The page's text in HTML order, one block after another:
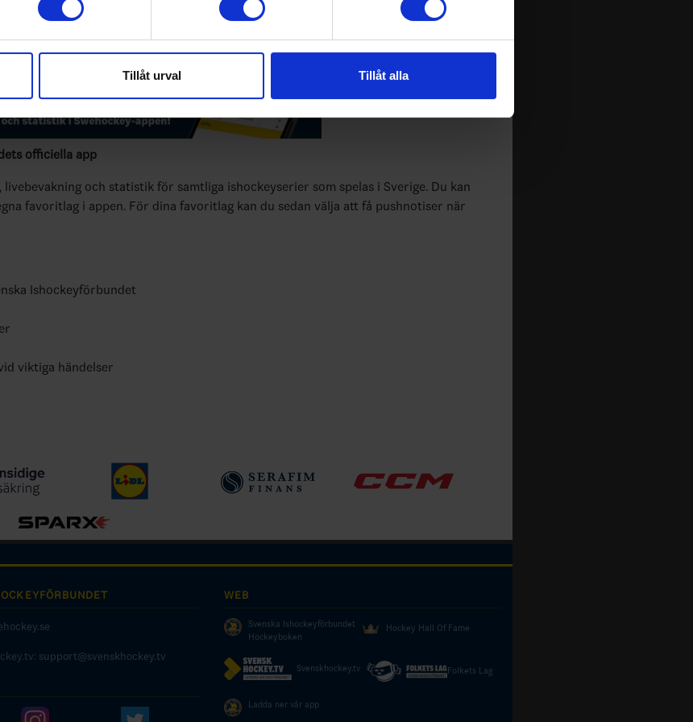
anpassa innehållet och annonserna till användarna, tillhandahålla funktioner för
Vi vidarebefordrar även sådana identifierare och annan information från din enhet
analysföretag som vi samarbetar med. Dessa kan i sin tur kombinera informationen
eller som de har samlat in när du har använt deras tjänster.
Tillåt urval Tillåt alla
33 94:182 (-88) 2
officiella app
och statistik för samtliga ishockeyserier som spelas i Sverige. Du kan
favoritlag i appen. För dina favoritlag kan du sedan välja att få pushnotiser när
Ishockeyförbundet
viktiga händelser
support@svenskhockey.tv
WEB
Svenska Ishockeyförbundet
Hockeyboken
Hockey Hall Of Fame
Svenskhockey.tv Folkets Lag
Ladda ner vår app